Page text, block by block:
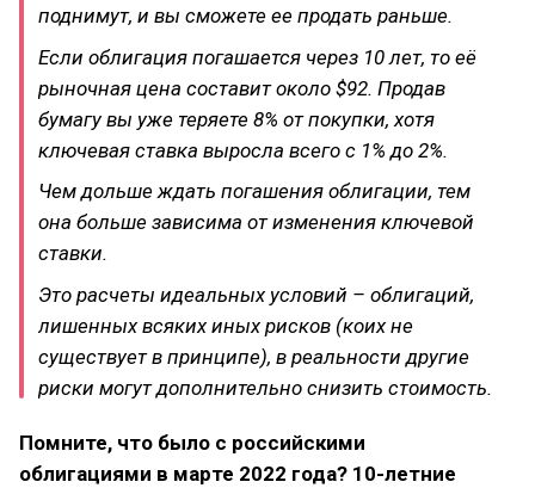
поднимут, и вы сможете ее продать раньше.
Если облигация погашается через 10 лет, то её
рыночная цена составит около $92. Продав
бумагу вы уже теряете 8% от покупки, хотя
ключевая ставка выросла всего с 1% до 2%.
Чем дольше ждать погашения облигации, тем
она больше зависима от изменения ключевой
ставки.
Это расчеты идеальных условий – облигаций,
лишенных всяких иных рисков (коих не
существует в принципе), в реальности другие
риски могут дополнительно снизить стоимость.
Помните, что было с российскими
облигациями в марте 2022 года? 10-летние